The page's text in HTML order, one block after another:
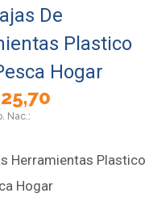
De
Plastico
Hogar
Herramientas Plastico
Hogar